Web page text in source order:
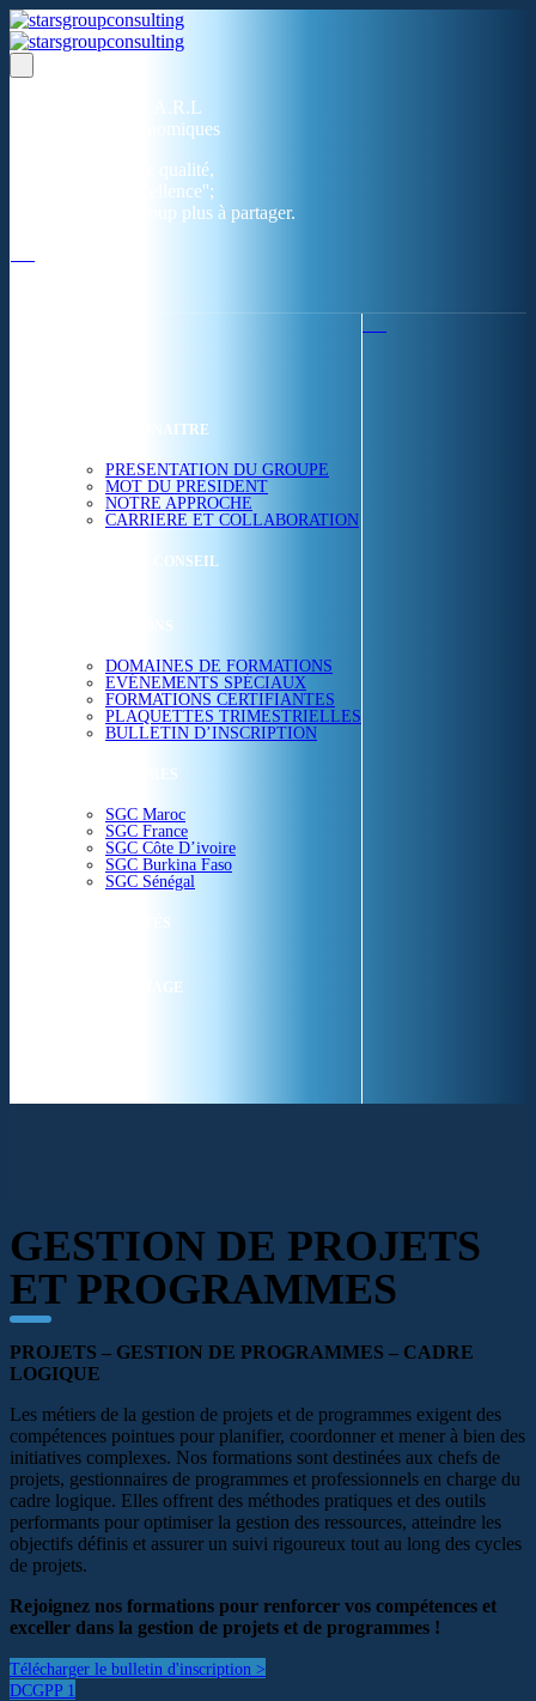
Un réseau de 05 S.A.R.L
dans 03 zones économiques
''Des prestations de qualité,
la garantie de l'excellence'';
Nous avons beaucoup plus à partager.
NOUS CONNAITRE
PRESENTATION DU GROUPE
MOT DU PRESIDENT
NOTRE APPROCHE
CARRIERE ET COLLABORATION
ETUDES & CONSEIL
FORMATIONS
DOMAINES DE FORMATIONS
EVÉNEMENTS SPÉCIAUX
FORMATIONS CERTIFIANTES
PLAQUETTES TRIMESTRIELLES
BULLETIN D’INSCRIPTION
NOS CENTRES
SGC Maroc
SGC France
SGC Côte D’ivoire
SGC Burkina Faso
SGC Sénégal
ACTUALITÉS
SGC EN IMAGE
GESTION DE PROJETS
ET PROGRAMMES
PROJETS – GESTION DE PROGRAMMES – CADRE
LOGIQUE
Les métiers de la gestion de projets et de programmes exigent des
compétences pointues pour planifier, coordonner et mener à bien des
initiatives complexes. Nos formations sont destinées aux chefs de
projets, gestionnaires de programmes et professionnels en charge du
cadre logique. Elles offrent des méthodes pratiques et des outils
performants pour optimiser la gestion des ressources, atteindre les
objectifs définis et assurer un suivi rigoureux tout au long des cycles
de projets.
Rejoignez nos formations pour renforcer vos compétences et
exceller dans la gestion de projets et de programmes !
Télécharger le bulletin d'inscription >
DCGPP 1